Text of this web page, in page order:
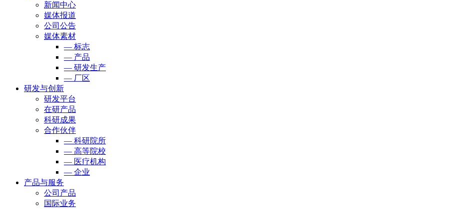
新闻中心
媒体报道
公司公告
媒体素材
— 标志
— 产品
— 研发生产
— 厂区
研发与创新
研发平台
在研产品
科研成果
合作伙伴
— 科研院所
— 高等院校
— 医疗机构
— 企业
产品与服务
公司产品
国际业务